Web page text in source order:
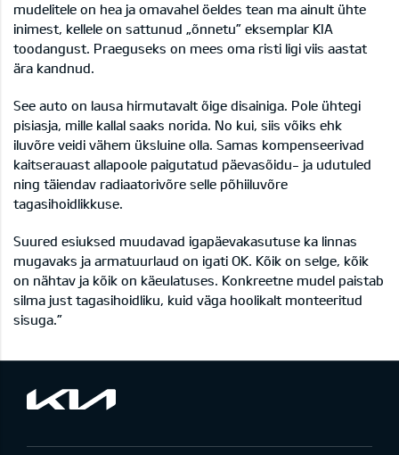
mudelitele on hea ja omavahel öeldes tean ma ainult ühte
inimest, kellele on sattunud „õnnetu” eksemplar KIA
toodangust. Praeguseks on mees oma risti ligi viis aastat
ära kandnud.
See auto on lausa hirmutavalt õige disainiga. Pole ühtegi
pisiasja, mille kallal saaks norida. No kui, siis võiks ehk
iluvõre veidi vähem üksluine olla. Samas kompenseerivad
kaitserauast allapoole paigutatud päevasõidu- ja udutuled
ning täiendav radiaatorivõre selle põhiiluvõre
tagasihoidlikkuse.
Suured esiuksed muudavad igapäevakasutuse ka linnas
mugavaks ja armatuurlaud on igati OK. Kõik on selge, kõik
on nähtav ja kõik on käeulatuses. Konkreetne mudel paistab
silma just tagasihoidliku, kuid väga hoolikalt monteeritud
sisuga.”